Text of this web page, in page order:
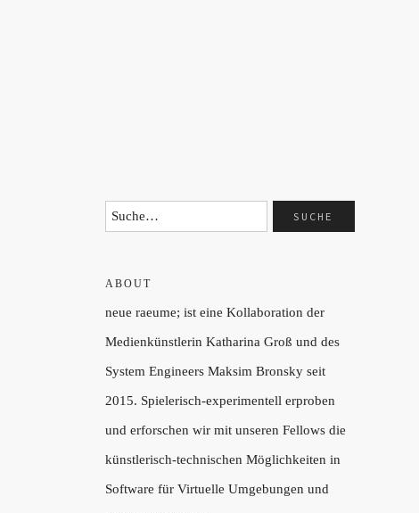
ABOUT
neue raeume; ist eine Kollaboration der
Medienkünstlerin Katharina Groß und des
System Engineers Maksim Bronsky seit
2015. Spielerisch-experimentell erproben
und erforschen wir mit unseren Fellows die
künstlerisch-technischen Möglichkeiten in
Software für Virtuelle Umgebungen und